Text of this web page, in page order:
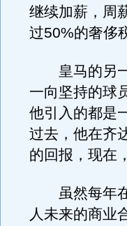
继续加薪，周
过50%的奢侈
皇马的另一
一向坚持的球
他引入的都是
过去，他在齐
的回报，现在
虽然每年在
人未来的商业